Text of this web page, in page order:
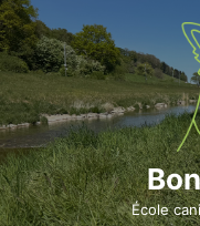
École